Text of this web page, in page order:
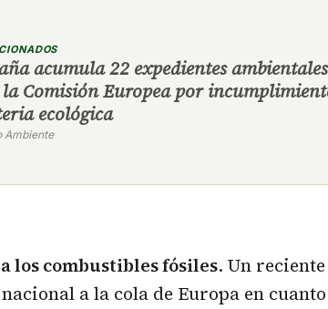
acumula 22 expedientes
Comisión Europea por
ecológica
Ambiente
los combustibles fósiles. Un
a la cola de Europa en